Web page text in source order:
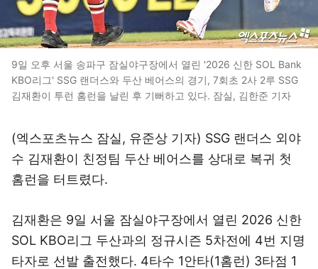
9일 오후 서울 송파구 잠실야구장에서 열린 '2026 신한 SOL Bank
KBO리그' SSG 랜더스와 두산 베어스의 경기, 7회초 2사 2루 SSG
김재환이 투런 홈런을 날린 후 기뻐하고 있다. 잠실, 김한준 기자
(엑스포츠뉴스 잠실, 유준상 기자) SSG 랜더스 외야
수 김재환이 친정팀 두산 베어스를 상대로 복귀 첫
홈런을 터트렸다.
김재환은 9일 서울 잠실야구장에서 열린 2026 신한
SOL KBO리그 두산과의 정규시즌 5차전에 4번 지명
타자로 선발 출전했다. 4타수 1안타(1홈런) 3타점 1